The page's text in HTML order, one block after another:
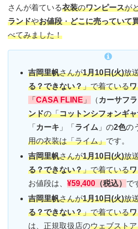
さんが着ている衣装のワンピースが
ランドやお値段・どこに売っていて
べてみました！
吉岡里帆さんが1月10日(火)放
る？できない？」で着ている
「CASA FLINE 」 （ カーサフ
ンドの「コットンシフォンギ
「 カーキ 」「 ライム 」の2色の
用の衣装は「ライム」です。
吉岡里帆さんが1月10日(火)放
る？できない？」で着ている
お値段は、¥59,400 （税込） で
吉岡里帆さんが1月10日(火)放
る？できない？」で着ている
は、正規取扱店のウェブスト